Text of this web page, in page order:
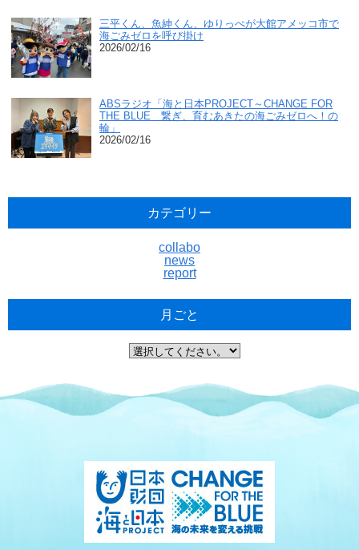
三平くん、魚紳くん、ゆりっぺが大館アメッコ市で
海ごみゼロを呼び掛け
2026/02/16
ABSラジオ「海と日本PROJECT～CHANGE FOR
THE BLUE 繋ぎ、育むあきたの海ごみゼロへ！の
輪」
2026/02/16
カテゴリー
collabo
news
report
月ごと